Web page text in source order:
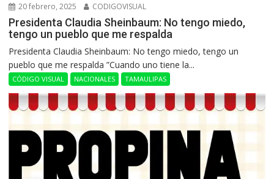
20 febrero, 2025 CODIGOVISUAL
Presidenta Claudia Sheinbaum: No tengo miedo,
tengo un pueblo que me respalda
Presidenta Claudia Sheinbaum: No tengo miedo, tengo un
pueblo que me respalda ”Cuando uno tiene la...
CÓDIGO VISUAL NACIONALES TAMAULIPAS